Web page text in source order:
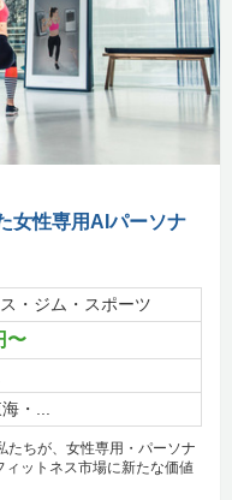
女性専用AIパーソナ
・ジム・スポーツ
〜
・...
たちが、女性専用・パーソナ
ットネス市場に新たな価値